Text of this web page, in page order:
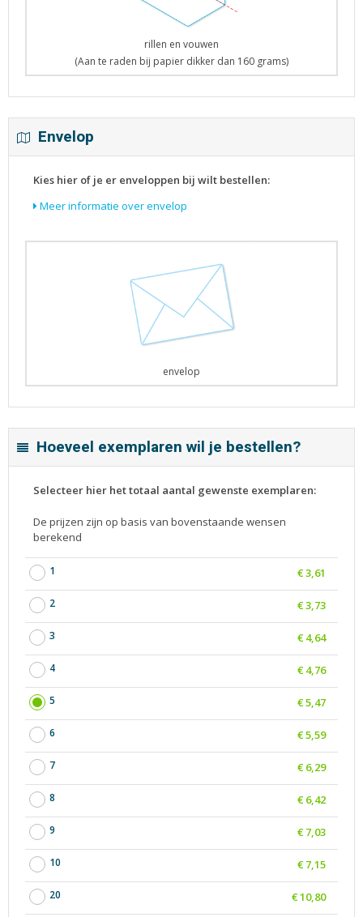
rillen en vouwen
(Aan te raden bij papier dikker dan 160 grams)
Envelop
Kies hier of je er enveloppen bij wilt bestellen:
Meer informatie over envelop
envelop
Hoeveel exemplaren wil je bestellen?
Selecteer hier het totaal aantal gewenste exemplaren:
De prijzen zijn op basis van bovenstaande wensen
berekend
1
2
3
4
5
6
7
8
9
10
20
€ 3,61
€ 3,73
€ 4,64
€ 4,76
€ 5,47
€ 5,59
€ 6,29
€ 6,42
€ 7,03
€ 7,15
€ 10,80